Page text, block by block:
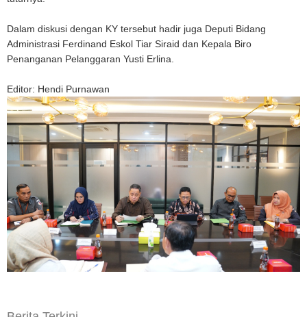
Dalam diskusi dengan KY tersebut hadir juga Deputi Bidang
Administrasi Ferdinand Eskol Tiar Siraid dan Kepala Biro
Penanganan Pelanggaran Yusti Erlina.
Editor: Hendi Purnawan